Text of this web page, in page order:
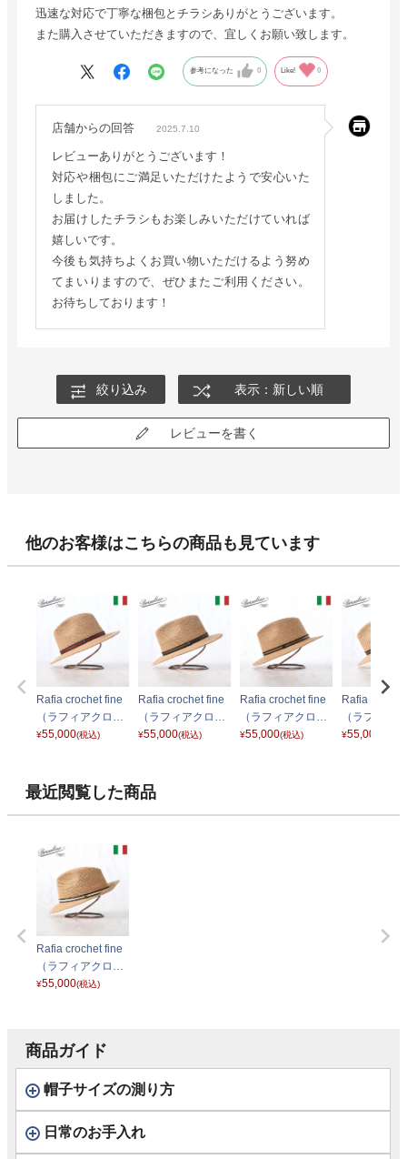
迅速な対応で丁寧な梱包とチラシありがとうございます。
また購入させていただきますので、宜しくお願い致します。
参考になった 0 Like! 0
店舗からの回答 2025.7.10
レビューありがとうございます！
対応や梱包にご満足いただけたようで安心いた
しました。
お届けしたチラシもお楽しみいただけていれば
嬉しいです。
今後も気持ちよくお買い物いただけるよう努め
てまいりますので、ぜひまたご利用ください。
お待ちしております！
絞り込み 表示：新しい順
レビューを書く
他のお客様はこちらの商品も見ています
Rafia crochet fine
（ラフィアクロシ
ェ ファイン） 141
¥55,000(税込)
Rafia crochet fine
（ラフィアクロシ
ェ ファイン） 141
¥55,000(税込)
Rafia crochet fine
（ラフィアクロシ
ェ ファイン） 141
¥55,000(税込)
Rafia
（ラフィア
ェ ファイン
¥55,000
最近閲覧した商品
Rafia crochet fine
（ラフィアクロシ
ェ ファイン） 141
¥55,000(税込)
商品ガイド
帽子サイズの測り方
日常のお手入れ